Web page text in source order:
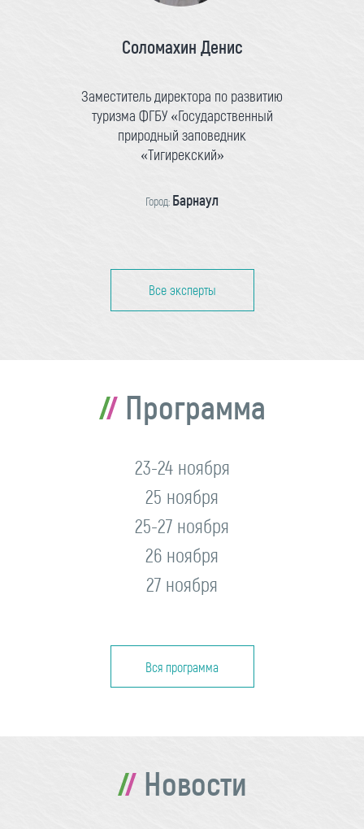
Соломахин Денис
Заместитель директора по развитию
туризма ФГБУ «Государственный
природный заповедник
«Тигирекский»
Город: Барнаул
Все эксперты
Программа
23-24 ноября
25 ноября
25-27 ноября
26 ноября
27 ноября
Вся программа
Новости